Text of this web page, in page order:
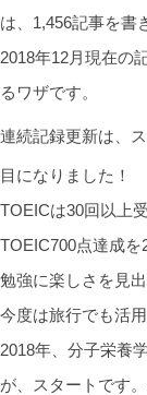
は、1,456記事を書
2018年12月現在の
るワザです。
連続記録更新は、
目になりました！
TOEICは30回以上
TOEIC700点達成
勉強に楽しさを見出
今度は旅行でも活
2018年、分子栄養
が、スタートです